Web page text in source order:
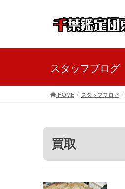
スタッフブログ
HOME スタッフブログ
買取